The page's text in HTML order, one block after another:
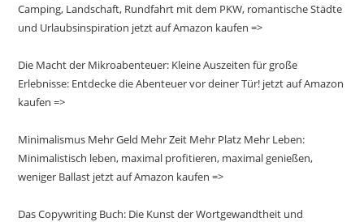
Camping, Landschaft, Rundfahrt mit dem PKW, romantische Städte
und Urlaubsinspiration jetzt auf Amazon kaufen =>
Die Macht der Mikroabenteuer: Kleine Auszeiten für große
Erlebnisse: Entdecke die Abenteuer vor deiner Tür! jetzt auf Amazon
kaufen =>
Minimalismus Mehr Geld Mehr Zeit Mehr Platz Mehr Leben:
Minimalistisch leben, maximal profitieren, maximal genießen,
weniger Ballast jetzt auf Amazon kaufen =>
Das Copywriting Buch: Die Kunst der Wortgewandtheit und